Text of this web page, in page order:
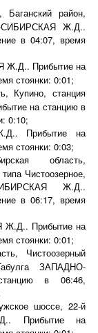
Баганский район,
СИБИРСКАЯ Ж.Д..
в 04:07, время
Прибытие на
стоянки: 0:01;
Купино, станция
на станцию в
0:10;
Прибытие на
стоянки: 0:03;
область,
Чистоозерное,
Ж.Д..
в 06:17, время
Прибытие на
стоянки: 0:01;
Чистоозерный
ЗАПАДНО-
в 06:46,
шоссе, 22-й
Прибытие на